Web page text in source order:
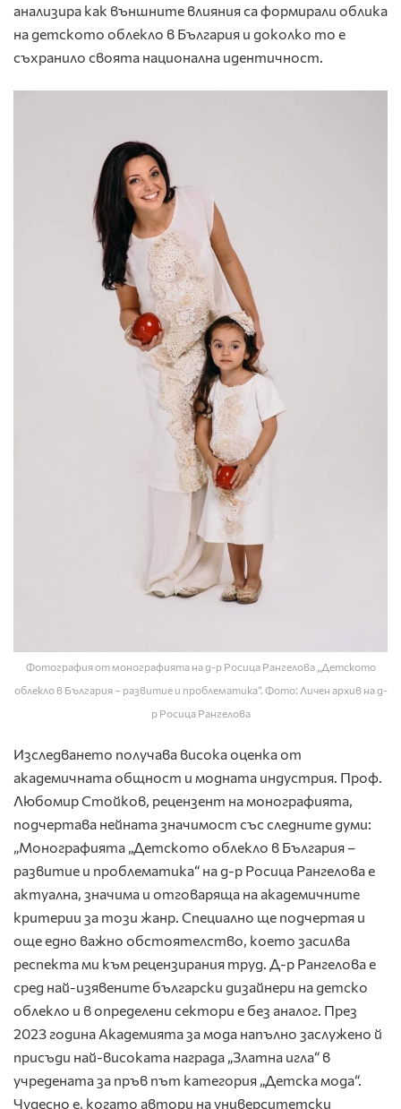
анализира как външните влияния са формирали облика
на детското облекло в България и доколко то е
съхранило своята национална идентичност.
Фотография от монографията на д-р Росица Рангелова „Детското
облекло в България – развитие и проблематика“. Фото: Личен архив на д-
р Росица Рангелова
Изследването получава висока оценка от
академичната общност и модната индустрия. Проф.
Любомир Стойков, рецензент на монографията,
подчертава нейната значимост със следните думи:
„Монографията „Детското облекло в България –
развитие и проблематика“ на д-р Росица Рангелова е
актуална, значима и отговаряща на академичните
критерии за този жанр. Специално ще подчертая и
още едно важно обстоятелство, което засилва
респекта ми към рецензирания труд. Д-р Рангелова е
сред най-изявените български дизайнери на детско
облекло и в определени сектори е без аналог. През
2023 година Академията за мода напълно заслужено й
присъди най-високата награда „Златна игла“ в
учредената за пръв път категория „Детска мода“.
Чудесно е, когато автори на университетски